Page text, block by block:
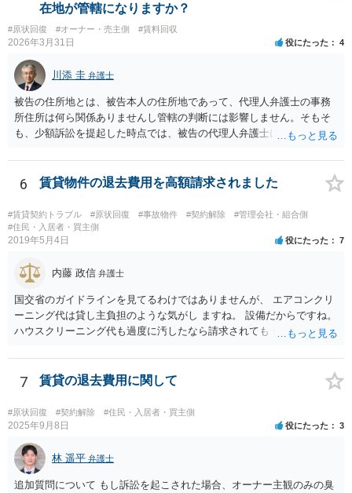
在地が管轄になりますか？
#原状回復 #オーナー・売主側 #賃料回収
2026年3月31日 役にたった 4
川添 圭 弁護士
被告の住所地とは、被告本人の住所地であって、代理人弁護士の事務
所住所は何ら関係ありませんし管轄の判断には影響しません。そもそ
も、少額訴訟を提起した時点では、被告の代理人弁護士には民事訴訟
6 賃貸物件の退去費用を高額請求されました
#賃貸契約トラブル #原状回復 #事故物件 #契約解除
#管理会社・組合側
#住民・入居者・買主側
2019年5月4日 役にたった 7
内藤 政信 弁護士
国交省のガイドラインを見てるわけではありませんが、 エアコンクリ
ーニング代は貸し主負担のような気がし ますね。 設備だからですね。
ハウスクリーニング代も過度に汚したなら請求されても 仕方ないでし
の借主のための清掃だと思いますね。 ほっといて争ってみたらいいで
しょう。
7 賃貸の退去費用に関して
#原状回復 #契約解除 #住民・入居者・買主側
2025年9月8日 役にたった 3
林 遥平 弁護士
追加質問について もし訴訟を起こされた場合、オーナー主観のみの臭